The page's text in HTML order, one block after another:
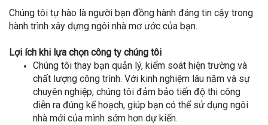
Chúng tôi tự hào là người bạn đồng hành đáng tin cậy trong
hành trình xây dựng ngôi nhà mơ ước của bạn.
Lợi ích khi lựa chọn công ty chúng tôi
Chúng tôi thay bạn quản lý, kiểm soát hiện trường và
chất lượng công trình. Với kinh nghiệm lâu năm và sự
chuyên nghiệp, chúng tôi đảm bảo tiến độ thi công
diễn ra đúng kế hoạch, giúp bạn có thể sử dụng ngôi
nhà mới của mình sớm hơn dự kiến.